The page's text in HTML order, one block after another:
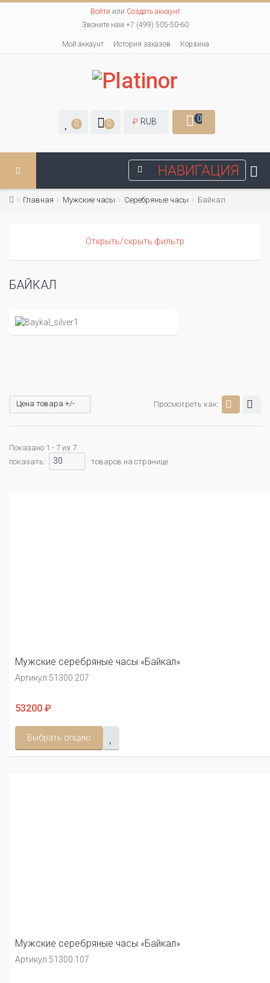
Войти или Создать аккаунт
Звоните нам +7 (499) 505-50-60
Мой аккаунт История заказов Корзина
0 0 ₽ RUB 0
НАВИГАЦИЯ
Главная Мужские часы Серебряные часы Байкал
Открыть/скрыть фильтр
БАЙКАЛ
Просмотреть как:
Цена товара +/-
Показано 1 - 7 из 7
показать:
30 товаров на странице
Мужские серебряные часы «Байкал»
Артикул:51300.207
53200 ₽
Выбрать опцию
Мужские серебряные часы «Байкал»
Артикул:51300.107